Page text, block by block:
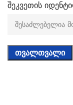
შეკვეთის
ᲗᲕᲐᲚᲗᲕᲐᲚᲘ